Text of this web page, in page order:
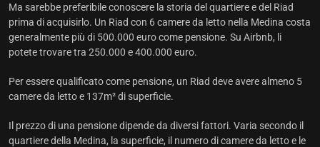
Ma sarebbe preferibile conoscere la storia del quartiere e del Riad
prima di acquisirlo. Un Riad con 6 camere da letto nella Medina costa
generalmente più di 500.000 euro come pensione. Su Airbnb, li
potete trovare tra 250.000 e 400.000 euro.
Per essere qualificato come pensione, un Riad deve avere almeno 5
camere da letto e 137m² di superficie.
Il prezzo di una pensione dipende da diversi fattori. Varia secondo il
quartiere della Medina, la superficie, il numero di camere da letto e le